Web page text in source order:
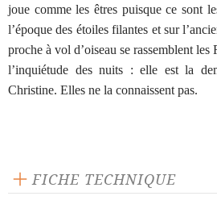
joue comme les êtres puisque ce sont
l’époque des étoiles filantes et sur
proche à vol d’oiseau se rassemblent
l’inquiétude des nuits : elle est la
Christine. Elles ne la connaissent pas.
FICHE TECHNIQUE